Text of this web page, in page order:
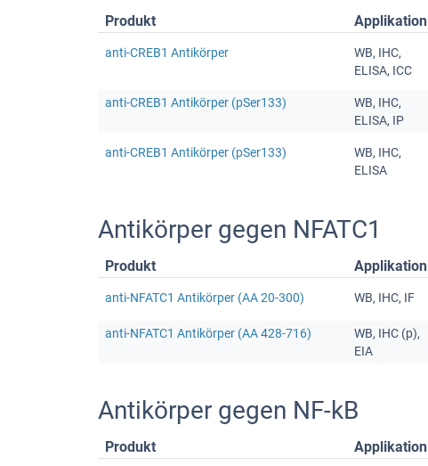
Produkt Applikation
anti-CREB1 Antikörper
WB, IHC,
ELISA, ICC
anti-CREB1 Antikörper (pSer133)
WB, IHC,
ELISA, IP
anti-CREB1 Antikörper (pSer133)
WB, IHC,
ELISA
Antikörper gegen NFATC1
Produkt Applikation
anti-NFATC1 Antikörper (AA 20-300) WB, IHC, IF
anti-NFATC1 Antikörper (AA 428-716)
WB, IHC (p),
EIA
Antikörper gegen NF-kB
Produkt Applikation